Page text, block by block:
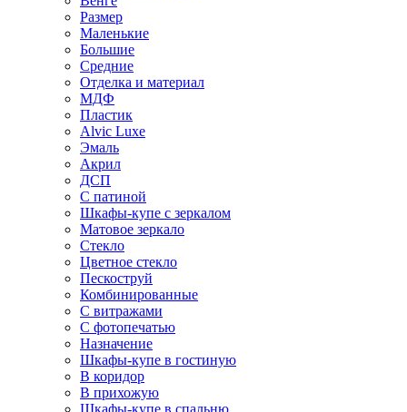
Размер
Маленькие
Большие
Средние
Отделка и материал
МДФ
Пластик
Alvic Luxe
Эмаль
Акрил
ДСП
С патиной
Шкафы-купе с зеркалом
Матовое зеркало
Стекло
Цветное стекло
Пескоструй
Комбинированные
С витражами
С фотопечатью
Назначение
Шкафы-купе в гостиную
В коридор
В прихожую
Шкафы-купе в спальню